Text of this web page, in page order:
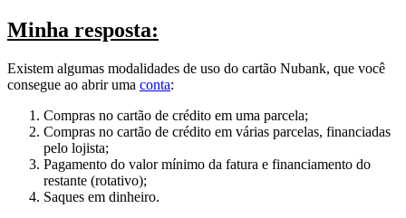
Minha resposta:
Existem algumas modalidades de uso do cartão Nubank, que você
consegue ao abrir uma conta:
Compras no cartão de crédito em uma parcela;
Compras no cartão de crédito em várias parcelas, financiadas
pelo lojista;
Pagamento do valor mínimo da fatura e financiamento do
restante (rotativo);
Saques em dinheiro.